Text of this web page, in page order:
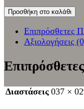
Προσθήκη στο καλάθι
Επιπρόσθετες
Αξιολογήσεις
Διαστάσεις 037 ×